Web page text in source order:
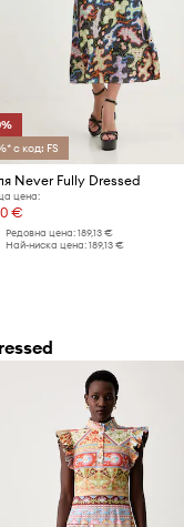
с код: FS
Never Fully Dressed
цена:
€
Редовна цена: 189,13 €
Най-ниска цена: 189,13 €